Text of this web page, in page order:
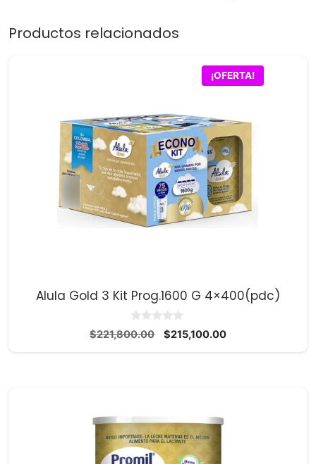
Productos relacionados
¡OFERTA!
Alula Gold 3 Kit Prog.1600 G 4×400(pdc)
0
d
$221,800.00
El
$215,100.00El